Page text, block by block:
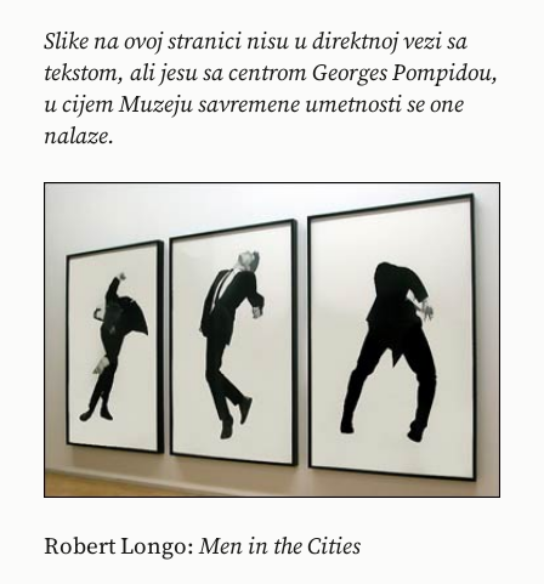
Slike na ovoj stranici nisu u direktnoj vezi sa
tekstom, ali jesu sa centrom Georges Pompidou,
u cijem Muzeju savremene umetnosti se one
nalaze.
Robert Longo:Men in the Cities